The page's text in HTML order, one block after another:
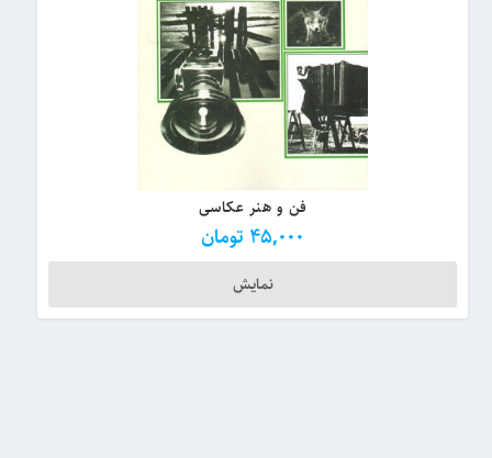
فن و هنر عکاسی
45,000 تومان
نمایش